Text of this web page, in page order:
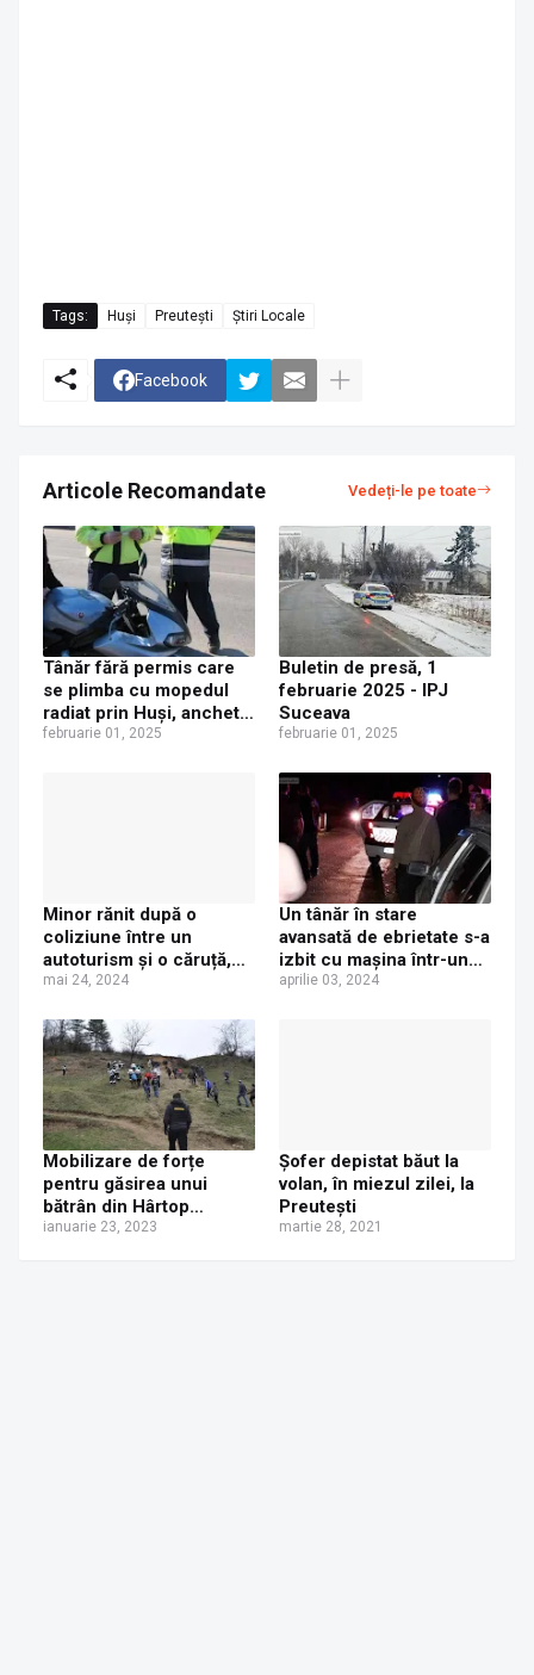
Tags: Huși Preutești Știri Locale
Facebook
Articole Recomandate Vedeți-le pe toate
Tânăr fără permis care
se plimba cu mopedul
radiat prin Huși, anchetat
penal
februarie 01, 2025
Buletin de presă, 1
februarie 2025 - IPJ
Suceava
februarie 01, 2025
Minor rănit după o
coliziune între un
autoturism și o căruță,
pe drumul Preutești -
mai 24, 2024
Un tânăr în stare
avansată de ebrietate s-a
izbit cu mașina într-un
gard, la Huși. A fost
aprilie 03, 2024
Mobilizare de forțe
pentru găsirea unui
bătrân din Hârtop
dispărut de la domiciliu.
ianuarie 23, 2023
Șofer depistat băut la
volan, în miezul zilei, la
Preutești
martie 28, 2021